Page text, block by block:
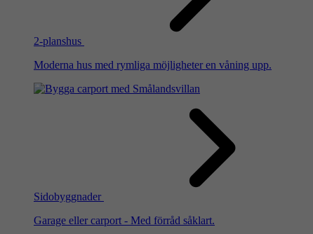
2-planshus
Moderna hus med rymliga möjligheter en våning upp.
Sidobyggnader
Garage eller carport - Med förråd såklart.